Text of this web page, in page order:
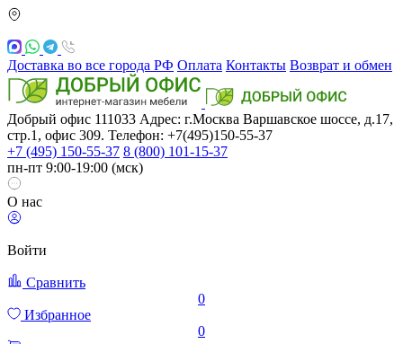
Доставка во все города РФ Оплата Контакты Возврат и обмен
Добрый офис 111033 Адрес: г.Москва Варшавское шоссе, д.17,
стр.1, офис 309. Телефон: +7(495)150-55-37
+7 (495) 150-55-37 8 (800) 101-15-37
пн-пт 9:00-19:00 (мск)
О нас
Войти
Сравнить
0
Избранное
0